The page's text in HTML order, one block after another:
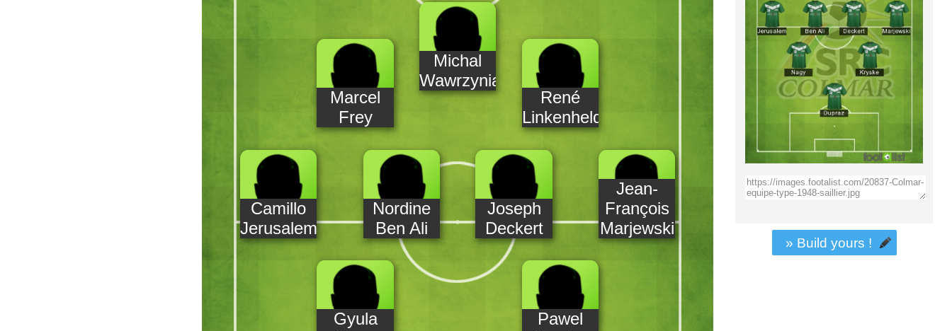
Marcel
Frey
Michal
Wawrzyniak
René
Linkenheld
Camillo
Jerusalem
Nordine
Ben Ali
Joseph
Deckert
Jean-
François
Marjewski
Gyula
Pawel
» Build yours !